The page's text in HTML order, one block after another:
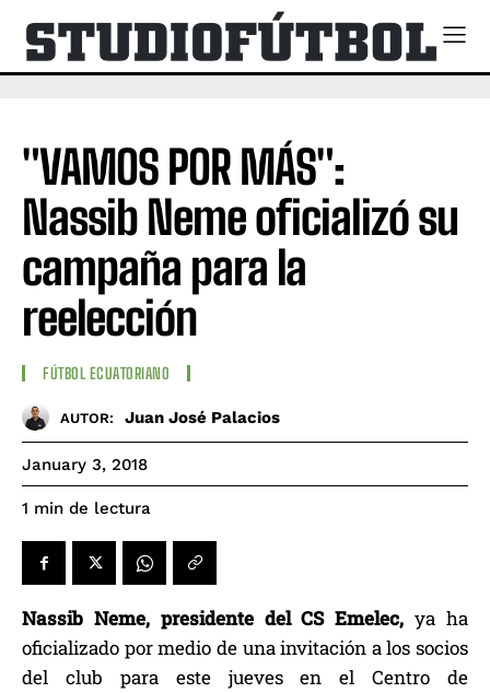
"VAMOS POR MÁS":
Nassib Neme oficializó su
campaña para la
reelección
FÚTBOL ECUATORIANO
AUTOR: Juan José Palacios
January 3, 2018
1 min de lectura
Nassib Neme, presidente del CS Emelec, ya ha
oficializado por medio de una invitación a los socios
del club para este jueves en el Centro de